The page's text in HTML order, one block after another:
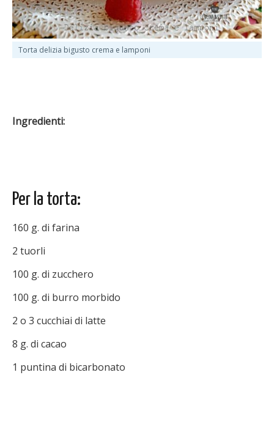
Torta delizia bigusto crema e lamponi
Ingredienti:
Per la torta:
160 g. di farina
2 tuorli
100 g. di zucchero
100 g. di burro morbido
2 o 3 cucchiai di latte
8 g. di cacao
1 puntina di bicarbonato